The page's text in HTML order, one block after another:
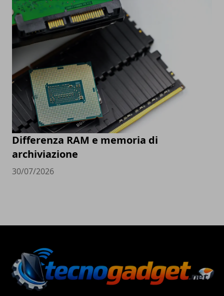
Differenza RAM e memoria di
archiviazione
30/07/2026